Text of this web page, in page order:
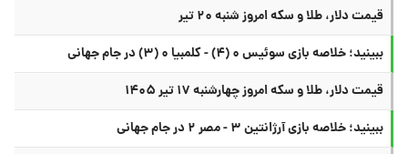
قیمت دلار، طلا و سکه امروز شنبه ۲۰ تیر
ببینید؛ خلاصه بازی سوئیس ۰ (۴) - کلمبیا ۰ (۳) در جام جهانی
قیمت دلار، طلا و سکه امروز چهارشنبه ۱۷ تیر ۱۴۰۵
ببینید؛ خلاصه بازی آرژانتین ۳ - مصر ۲ در جام جهانی